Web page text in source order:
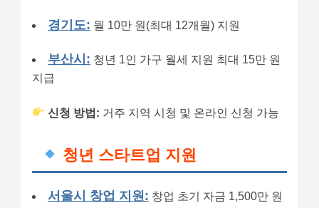
경기도: 월 10만 원(최대 12개월) 지원
부산시: 청년 1인 가구 월세 지원 최대 15만 원
지급
신청 방법: 거주 지역 시청 및 온라인 신청 가능
청년 스타트업 지원
서울시 창업 지원: 창업 초기 자금 1,500만 원